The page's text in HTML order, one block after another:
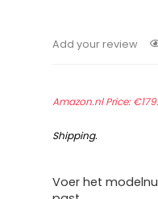
Add your review
Amazon.nl Price:€
Shipping.
Voer het